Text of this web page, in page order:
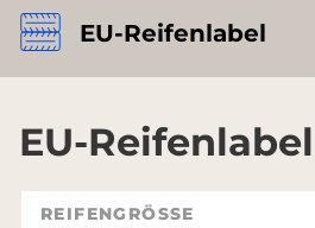
EU-Reifenlabel
EU-Reifenlabel
REIFENGRÖSSE